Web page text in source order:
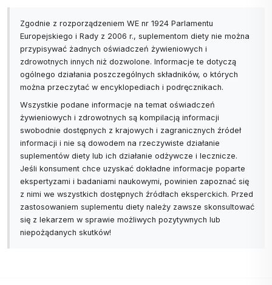
Zgodnie z rozporządzeniem WE nr 1924 Parlamentu
Europejskiego i Rady z 2006 r., suplementom diety nie można
przypisywać żadnych oświadczeń żywieniowych i
zdrowotnych innych niż dozwolone. Informacje te dotyczą
ogólnego działania poszczególnych składników, o których
można przeczytać w encyklopediach i podręcznikach.
Wszystkie podane informacje na temat oświadczeń
żywieniowych i zdrowotnych są kompilacją informacji
swobodnie dostępnych z krajowych i zagranicznych źródeł
informacji i nie są dowodem na rzeczywiste działanie
suplementów diety lub ich działanie odżywcze i lecznicze.
Jeśli konsument chce uzyskać dokładne informacje poparte
ekspertyzami i badaniami naukowymi, powinien zapoznać się
z nimi we wszystkich dostępnych źródłach eksperckich. Przed
zastosowaniem suplementu diety należy zawsze skonsultować
się z lekarzem w sprawie możliwych pozytywnych lub
niepożądanych skutków!